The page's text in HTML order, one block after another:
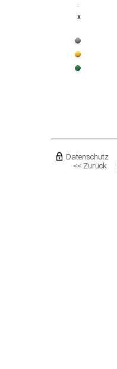
.
x
Datenschutz
<< Zurück